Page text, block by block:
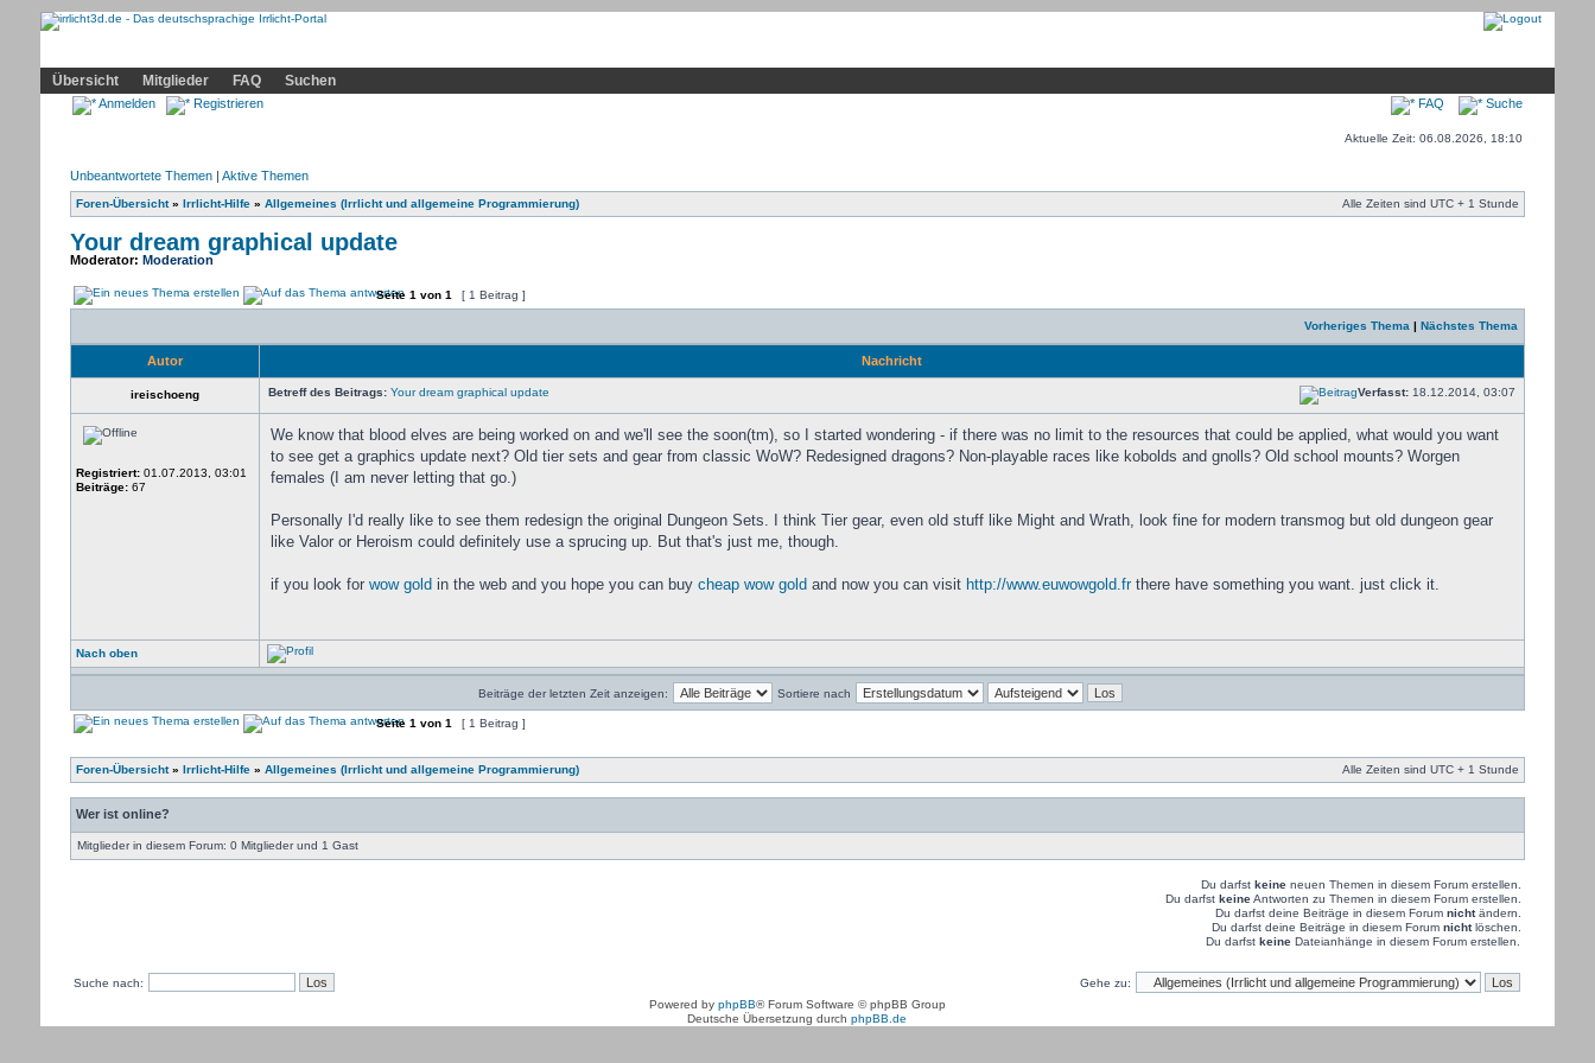
Übersicht
Mitglieder FAQ Suchen
Anmelden Registrieren FAQ Suche
Aktuelle Zeit: 06.08.2026, 18:10
Unbeantwortete Themen| Aktive Themen
Foren-Übersicht» Irrlicht-Hilfe» Allgemeines (Irrlicht und allgemeine Programmierung) Alle Zeiten sind UTC + 1 Stunde
Your dream graphical update
Moderator: Moderation
Seite 1 von 1 [ 1 Beitrag ]
Vorheriges Thema | Nächstes Thema
Autor Nachricht
ireischoeng Betreff des Beitrags: Your dream graphical update Verfasst:18.12.2014, 03:07
Registriert:01.07.2013, 03:01
Beiträge:67
We know that blood elves are being worked on and we'll see the soon(tm), so I started wondering - if there was no limit to the resources that could be applied, what would you want
to see get a graphics update next? Old tier sets and gear from classic WoW? Redesigned dragons? Non-playable races like kobolds and gnolls? Old school mounts? Worgen
females (I am never letting that go.)
Personally I'd really like to see them redesign the original Dungeon Sets. I think Tier gear, even old stuff like Might and Wrath, look fine for modern transmog but old dungeon gear
like Valor or Heroism could definitely use a sprucing up. But that's just me, though.
if you look for wow gold in the web and you hope you can buy cheap wow gold and now you can visit http://www.euwowgold.frthere have something you want. just click it.
Nach oben
Beiträge der letzten Zeit anzeigen: Sortiere nach
Seite 1 von 1 [ 1 Beitrag ]
Foren-Übersicht» Irrlicht-Hilfe» Allgemeines (Irrlicht und allgemeine Programmierung) Alle Zeiten sind UTC + 1 Stunde
Wer ist online?
Mitglieder in diesem Forum: 0 Mitglieder und 1 Gast
Du darfst keineneuen Themen in diesem Forum erstellen.
Du darfst keineAntworten zu Themen in diesem Forum erstellen.
Du darfst deine Beiträge in diesem Forum nichtändern.
Du darfst deine Beiträge in diesem Forum nichtlöschen.
Du darfst keineDateianhänge in diesem Forum erstellen.
Suche nach:
Gehe zu:
Powered by phpBB® Forum Software © phpBB Group
Deutsche Übersetzung durchphpBB.de